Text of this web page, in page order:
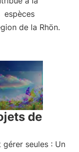
espèces
de la Rhön.
de
seules : Un